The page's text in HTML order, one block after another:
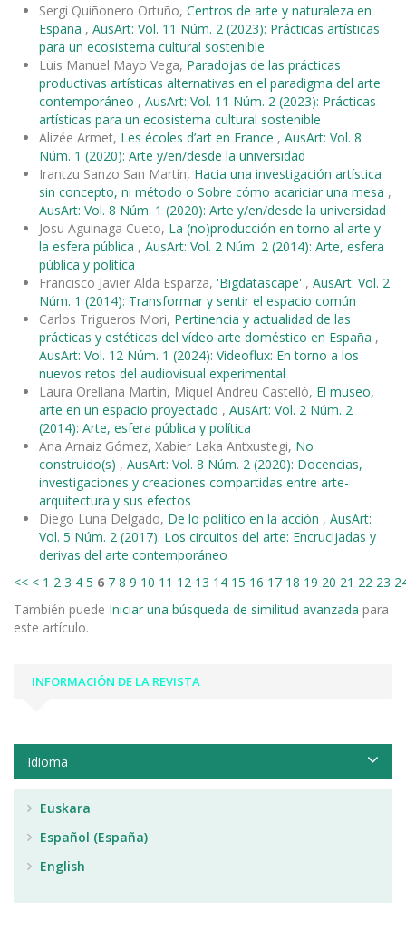
Sergi Quiñonero Ortuño, Centros de arte y naturaleza en
España , AusArt: Vol. 11 Núm. 2 (2023): Prácticas artísticas
para un ecosistema cultural sostenible
Luis Manuel Mayo Vega, Paradojas de las prácticas
productivas artísticas alternativas en el paradigma del arte
contemporáneo , AusArt: Vol. 11 Núm. 2 (2023): Prácticas
artísticas para un ecosistema cultural sostenible
Alizée Armet, Les écoles d’art en France , AusArt: Vol. 8
Núm. 1 (2020): Arte y/en/desde la universidad
Irantzu Sanzo San Martín, Hacia una investigación artística
sin concepto, ni método o Sobre cómo acariciar una mesa ,
AusArt: Vol. 8 Núm. 1 (2020): Arte y/en/desde la universidad
Josu Aguinaga Cueto, La (no)producción en torno al arte y
la esfera pública , AusArt: Vol. 2 Núm. 2 (2014): Arte, esfera
pública y política
Francisco Javier Alda Esparza, 'Bigdatascape' , AusArt: Vol. 2
Núm. 1 (2014): Transformar y sentir el espacio común
Carlos Trigueros Mori, Pertinencia y actualidad de las
prácticas y estéticas del vídeo arte doméstico en España ,
AusArt: Vol. 12 Núm. 1 (2024): Videoflux: En torno a los
nuevos retos del audiovisual experimental
Laura Orellana Martín, Miquel Andreu Castelló, El museo,
arte en un espacio proyectado , AusArt: Vol. 2 Núm. 2
(2014): Arte, esfera pública y política
Ana Arnaiz Gómez, Xabier Laka Antxustegi, No
construido(s) , AusArt: Vol. 8 Núm. 2 (2020): Docencias,
investigaciones y creaciones compartidas entre arte-
arquitectura y sus efectos
Diego Luna Delgado, De lo político en la acción , AusArt:
Vol. 5 Núm. 2 (2017): Los circuitos del arte: Encrucijadas y
derivas del arte contemporáneo
<< < 1 2 3 4 5 6 7 8 9 10 11 12 13 14 15 16 17 18 19 20 21 22 23
También puede Iniciar una búsqueda de similitud avanzada para
este artículo.
INFORMACIÓN DE LA REVISTA
Idioma
Euskara
Español (España)
English